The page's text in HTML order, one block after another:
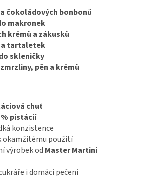
čokoládových bonbonů
makronek
krémů a zákusků
a tartaletek
skleničky
zmrzliny, pěn a krémů
chuť
% pistácií
konzistence
okamžitému použití
výrobek od Master Martini
i domácí pečení